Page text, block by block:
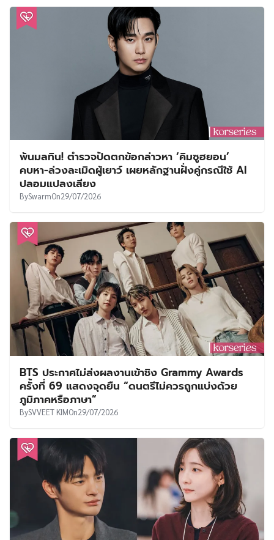
พ้นมลทิน! ตำรวจปัดตกข้อกล่าวหา ‘คิมซูฮยอน’
คบหา-ล่วงละเมิดผู้เยาว์ เผยหลักฐานฝั่งคู่กรณีใช้ AI
ปลอมแปลงเสียง
BySwarmOn29/07/2026
BTS ประกาศไม่ส่งผลงานเข้าชิง Grammy Awards
ครั้งที่ 69 แสดงจุดยืน “ดนตรีไม่ควรถูกแบ่งด้วย
ภูมิภาคหรือภาษา”
BySVVEET KIMOn29/07/2026